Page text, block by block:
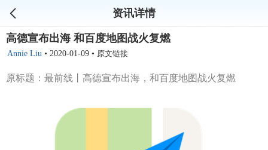
资讯详情
高德宣布出海 和百度地图战火复燃
Annie Liu • 2020-01-09 • 原文链接
原标题：最前线丨高德宣布出海，和百度地图战火复燃